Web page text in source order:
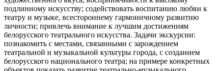
подлинному искусству; содействовать воспитанию любви к
театру и музыке, всестороннему гармоничному развитию
личности; привлечь внимание к лучшим достижениям
белорусского театрального искусства. Задачи экскурсии:
познакомить с местами, связанными с зарождением
театральной и музыкальной культуры города, с созданием
белорусского национального театра; на примере конкретных